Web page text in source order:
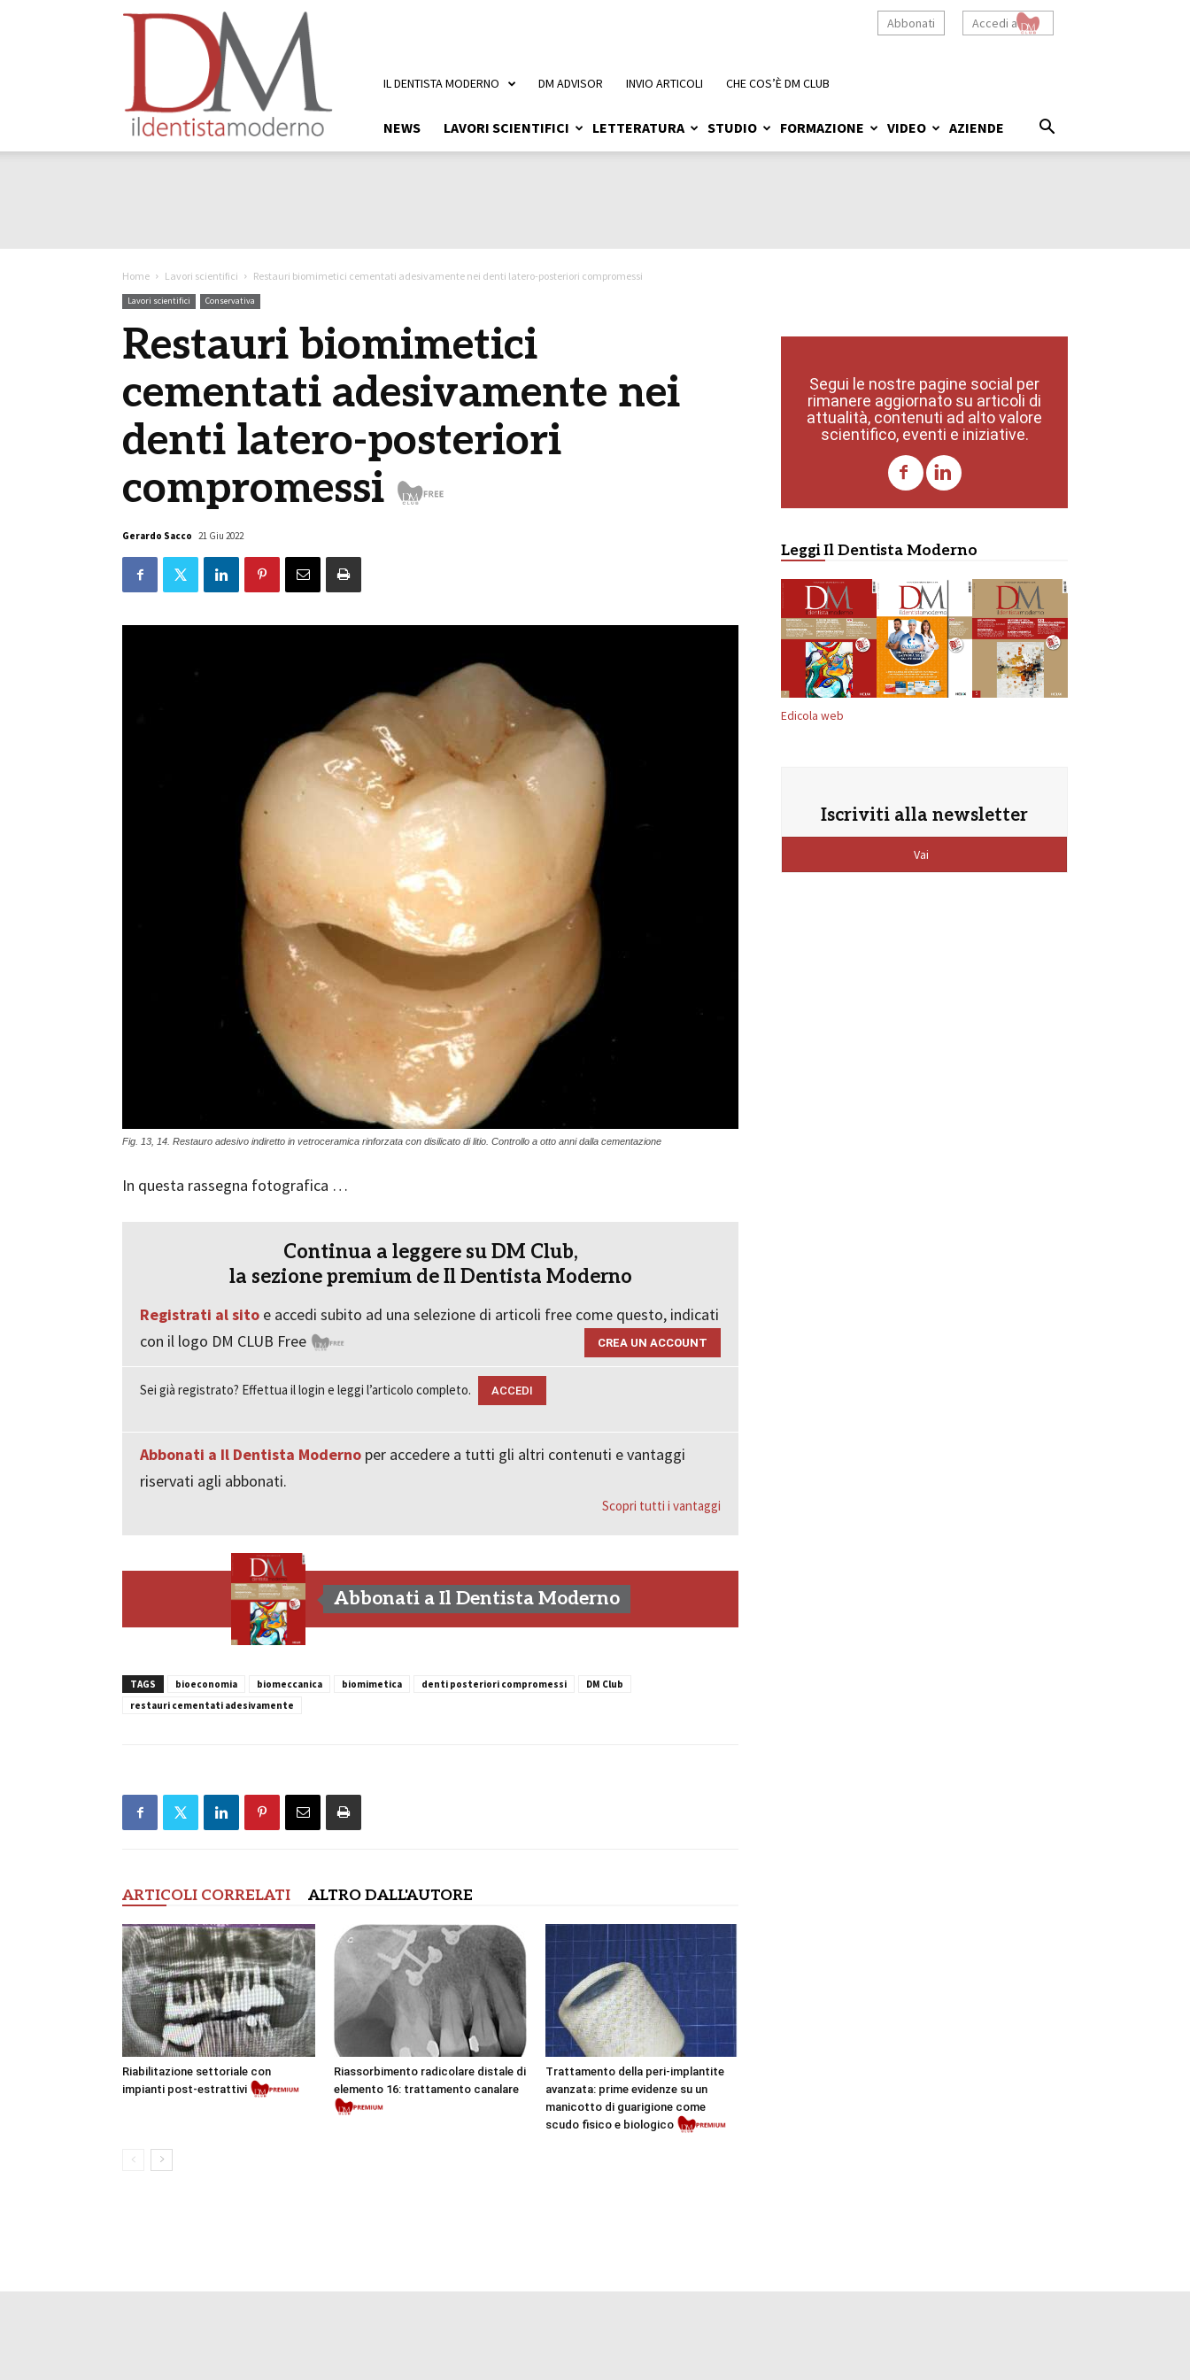
Accedi a
Abbonati
NEWS LAVORI SCIENTIFICI LETTERATURA STUDIO FORMAZIONE VIDEO AZIENDE
IL DENTISTA MODERNO DM ADVISOR INVIO ARTICOLI CHE COS’È DM CLUB
Home Lavori scientifici Restauri biomimetici cementati adesivamente nei denti latero-posteriori compromessi
Lavori scientifici Conservativa
Restauri biomimetici
cementati adesivamente nei
denti latero-posteriori
compromessi
Gerardo Sacco 21 Giu 2022
Fig. 13, 14. Restauro adesivo indiretto in vetroceramica rinforzata con disilicato di litio. Controllo a otto anni dalla cementazione
In questa rassegna fotografica …
Continua a leggere su DM Club,
la sezione premium de Il Dentista Moderno
Registrati al sito e accedi subito ad una selezione di articoli free come questo, indicati
con il logo DM CLUB Free
CREA UN ACCOUNT
Sei già registrato? Effettua il login e leggi l’articolo completo. ACCEDI
Abbonati a Il Dentista Moderno per accedere a tutti gli altri contenuti e vantaggi
riservati agli abbonati.
Scopri tutti i vantaggi
Abbonati a Il Dentista Moderno
TAGS bioeconomia biomeccanica biomimetica denti posteriori compromessi
DM Club
restauri cementati adesivamente
ARTICOLI CORRELATI ALTRO DALL'AUTORE
Riabilitazione settoriale con
impianti post-estrattivi
Premium
Riassorbimento radicolare distale di
elemento 16: trattamento canalare
Premium
Trattamento della peri-implantite
avanzata: prime evidenze su un
manicotto di guarigione come
scudo fisico e biologico
Segui le nostre pagine social per
rimanere aggiornato su articoli di
attualità, contenuti ad alto valore
scientifico, eventi e iniziative.
Leggi Il Dentista Moderno
Edicola web
Iscriviti alla newsletter
Vai